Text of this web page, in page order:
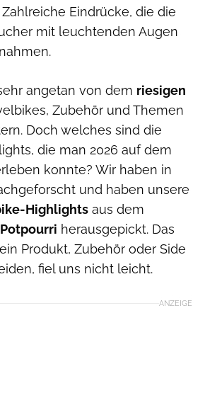
Eindrücke, die die
mit leuchtenden Augen
angetan von dem riesigen
Zubehör und Themen
Doch welches sind die
die man 2026 auf dem
konnte? Wir haben in
und haben unsere
Highlights aus dem
Potpourri herausgepickt. Das
Produkt, Zubehör oder Side
fiel uns nicht leicht.
ANZEIGE